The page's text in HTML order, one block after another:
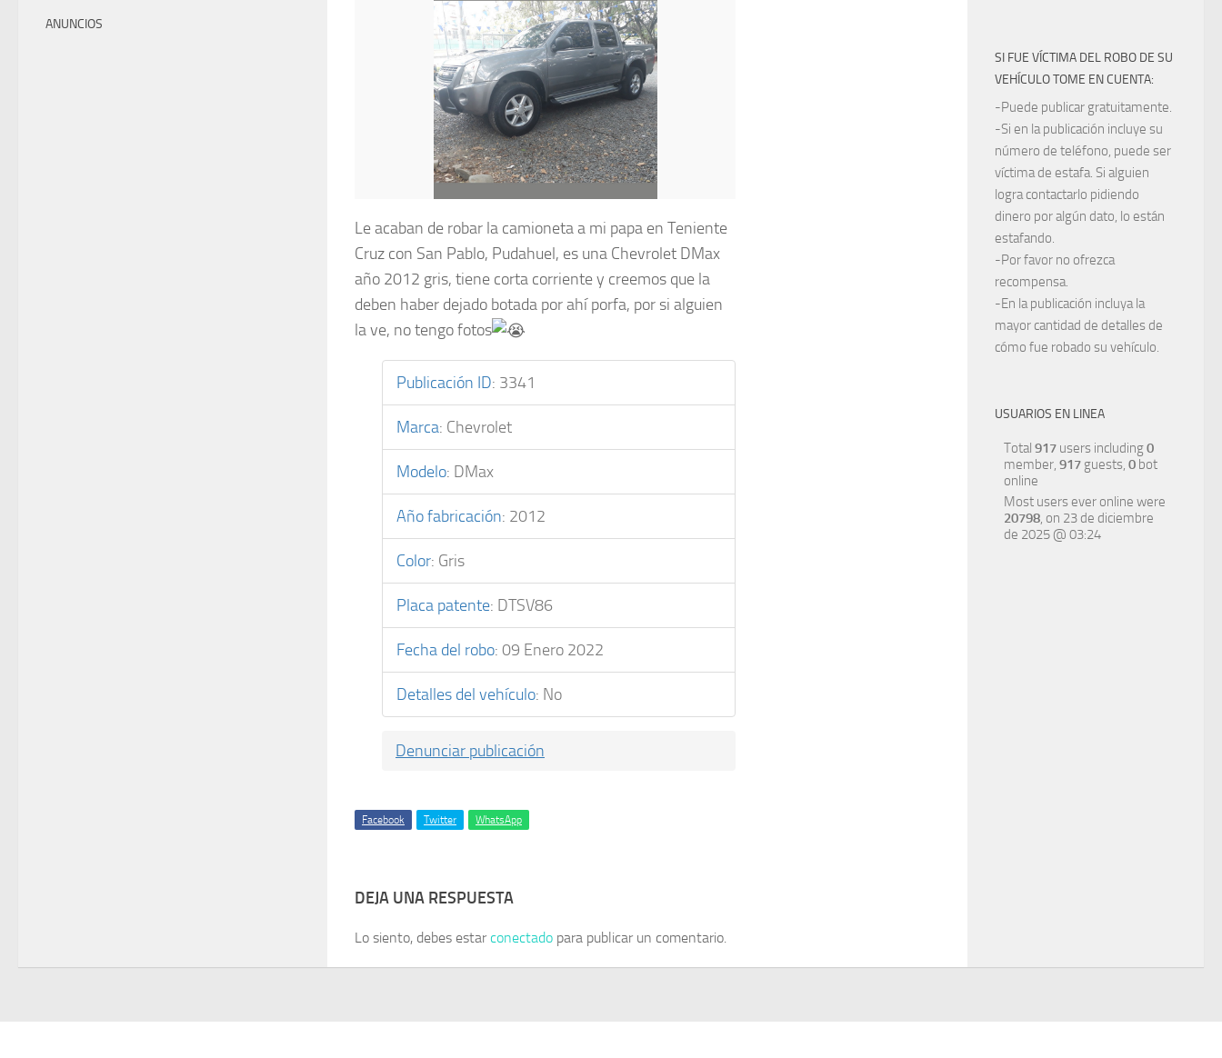
Le acaban de robar la camioneta a mi papa en Teniente
Cruz con San Pablo, Pudahuel, es una Chevrolet DMax
año 2012 gris, tiene corta corriente y creemos que la
deben haber dejado botada por ahí porfa, por si alguien
la ve, no tengo fotos
Publicación ID: 3341
Marca: Chevrolet
Modelo: DMax
Año fabricación: 2012
Color: Gris
Placa patente: DTSV86
Fecha del robo: 09 Enero 2022
Detalles del vehículo: No
Denunciar publicación
Facebook Twitter WhatsApp
DEJA UNA RESPUESTA
Lo siento, debes estarconectado para publicar un comentario.
ANUNCIOS
SI FUE VÍCTIMA DEL ROBO DE SU
VEHÍCULO TOME EN CUENTA:
-Puede publicar gratuitamente.
-Si en la publicación incluye su
número de teléfono, puede ser
víctima de estafa. Si alguien
logra contactarlo pidiendo
dinero por algún dato, lo están
estafando.
-Por favor no ofrezca
recompensa.
-En la publicación incluya la
mayor cantidad de detalles de
cómo fue robado su vehículo.
USUARIOS EN LINEA
Total 917 users including0
member, 917 guests, 0 bot
online
Most users ever online were
20798, on 23 de diciembre
de 2025 @ 03:24